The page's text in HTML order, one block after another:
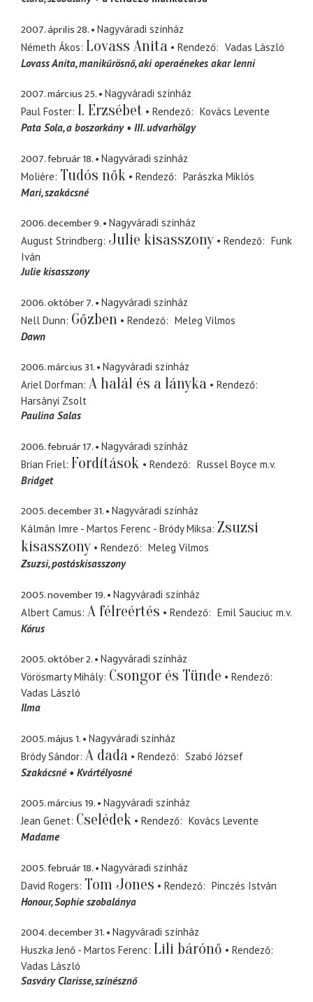
2007. április 28.
Nagyváradi színház
Németh Ákos Lovass Anita Rendező
Vadas László
Lovass Anita manikűrösnő, aki operaénekes akar lenni
2007. március 25.
Nagyváradi színház
Paul Foster I. Erzsébet Rendező
Kovács Levente
Pata Sola a boszorkány III. udvarhölgy
2007. február 18.
Nagyváradi színház
Molière Tudós nők Rendező
Parászka Miklós
Mari szakácsné
2006. december 9.
Nagyváradi színház
August Strindberg Julie kisasszony Rendező
Funk
Iván
Julie kisasszony
2006. október 7.
Nagyváradi színház
Nell Dunn Gőzben Rendező
Meleg Vilmos
Dawn
2006. március 31.
Nagyváradi színház
Ariel Dorfman A halál és a lányka
Rendező
Harsányi Zsolt
Paulina Salas
2006. február 17.
Nagyváradi színház
Brian Friel Fordítások Rendező Russel Boyce m.v.
Bridget
2005. december 31.
Nagyváradi színház
Kálmán Imre - Martos Ferenc - Bródy Miksa Zsuzsi
kisasszony
Rendező
Meleg Vilmos
Zsuzsi postáskisasszony
2005. november 19.
Nagyváradi színház
Albert Camus A félreértés Rendező Emil Sauciuc m.v.
Kórus
2005. október 2.
Nagyváradi színház
Vörösmarty Mihály Csongor és Tünde
Rendező
Vadas László
Ilma
2005. május 1.
Nagyváradi színház
Bródy Sándor A dada Rendező
Szabó József
Szakácsné
Kvártélyosné
2005. március 19.
Nagyváradi színház
Jean Genet Cselédek Rendező
Kovács Levente
Madame
2005. február 18.
Nagyváradi színház
David Rogers Tom Jones Rendező
Pinczés István
Honour Sophie szobalánya
2004. december 31.
Nagyváradi színház
Huszka Jenő - Martos Ferenc Lili bárónő
Rendező
Vadas László
Sasváry Clarisse színésznő